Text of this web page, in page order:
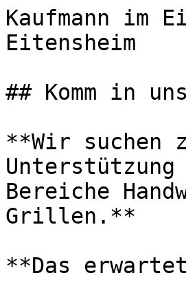
Kaufmann im
## Komm in
**Wir suchen
Bereiche
Grillen.**
**Das